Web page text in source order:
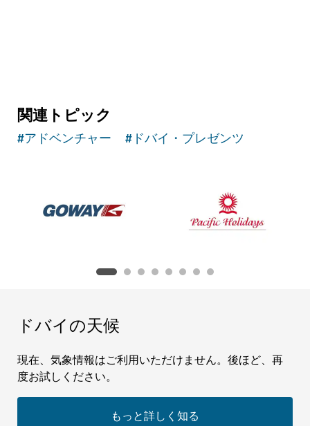
関連トピック
#アドベンチャー # ドバイ・プレゼンツ
ドバイの天候
現在、気象情報はご利用いただけません。後ほど、再
度お試しください。
もっと詳しく知る